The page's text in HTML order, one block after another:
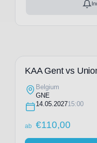
KAA Gent vs
Belgium
GNE
14.05.202715:00
ab €110,00